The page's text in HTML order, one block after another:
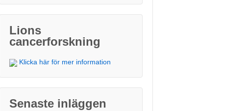
Lions
cancerforskning
Klicka här för mer information
Senaste inläggen